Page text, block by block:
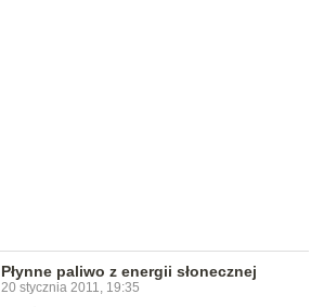
Płynne paliwo z energii słonecznej
20 stycznia 2011, 19:35